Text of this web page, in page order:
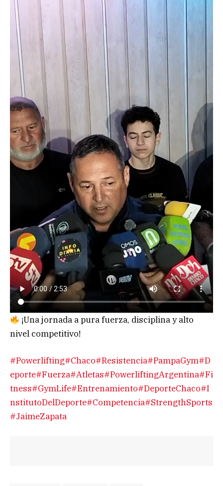
¡Una jornada a pura fuerza, disciplina y alto
nivel competitivo!
#Powerlifting#Chaco#Resistencia#PampaGym#D
eporte#Fuerza#Atletas#PowerliftingArgentina#Fi
tness#GymLife#Entrenamiento#DeporteChaco#I
nstitutoDelDeporte#Competencia#StrengthSports
#JaimeZapata